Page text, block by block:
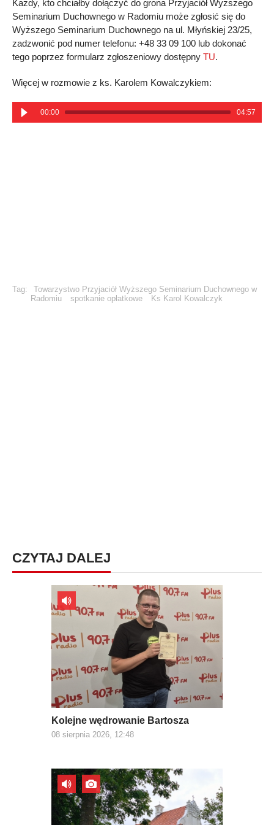
Każdy, kto chciałby dołączyć do grona Przyjaciół Wyższego
Seminarium Duchownego w Radomiu może zgłosić się do
Wyższego Seminarium Duchownego na ul. Młyńskiej 23/25,
zadzwonić pod numer telefonu: +48 33 09 100 lub dokonać
tego poprzez formularz zgłoszeniowy dostępny TU.
Więcej w rozmowie z ks. Karolem Kowalczykiem:
00:00 04:57
Tag:
Towarzystwo Przyjaciół Wyższego Seminarium Duchownego w
Radomiu
spotkanie opłatkowe Ks Karol Kowalczyk
CZYTAJ DALEJ
Kolejne wędrowanie Bartosza
08 sierpnia 2026, 12:48